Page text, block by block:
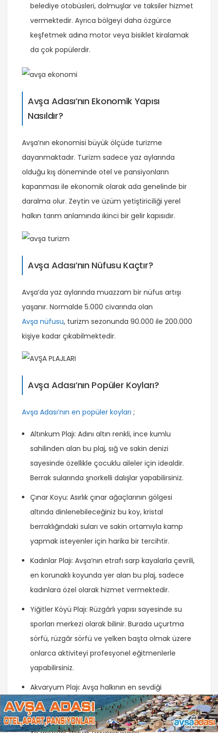
belediye otobüsleri, dolmuşlar ve taksiler hizmet
vermektedir. Ayrıca bölgeyi daha özgürce
keşfetmek adına motor veya bisiklet kiralamak
da çok popülerdir.
Avşa Adası’nın Ekonomik Yapısı
Nasıldır?
Avşa’nın ekonomisi büyük ölçüde turizme
dayanmaktadır. Turizm sadece yaz aylarında
olduğu kış döneminde otel ve pansiyonların
kapanması ile ekonomik olarak ada genelinde bir
daralma olur. Zeytin ve üzüm yetiştiriciliği yerel
halkın tarım anlamında ikinci bir gelir kapısıdır.
Avşa Adası’nın Nüfusu Kaçtır?
Avşa’da yaz aylarında muazzam bir nüfus artışı
yaşanır. Normalde 5.000 civarında olan
Avşa nüfusu, turizm sezonunda 90.000 ile 200.000
kişiye kadar çıkabilmektedir.
Avşa Adası’nın Popüler Koyları?
Avşa Adası’nın en popüler koyları ;
Altınkum Plajı: Adını altın renkli, ince kumlu
sahilinden alan bu plaj, sığ ve sakin denizi
sayesinde özellikle çocuklu aileler için idealdir.
Berrak sularında şnorkelli dalışlar yapabilirsiniz.
Çınar Koyu: Asırlık çınar ağaçlarının gölgesi
altında dinlenebileceğiniz bu koy, kristal
berraklığındaki suları ve sakin ortamıyla kamp
yapmak isteyenler için harika bir tercihtir.
Kadınlar Plajı: Avşa’nın etrafı sarp kayalarla çevrili,
en korunaklı koyunda yer alan bu plaj, sadece
kadınlara özel olarak hizmet vermektedir.
Yiğitler Köyü Plajı: Rüzgârlı yapısı sayesinde su
sporları merkezi olarak bilinir. Burada uçurtma
sörfü, rüzgâr sörfü ve yelken başta olmak üzere
onlarca aktiviteyi profesyonel eğitmenlerle
yapabilirsiniz.
Akvaryum Plajı: Avşa halkının en sevdiği
plajlardan biri olan Akvaryum Plajı, masmavi
berrak denizi ve ince kumlu sahili ile popülerdir
ve ücretsiz olarak faydalanılabilir.